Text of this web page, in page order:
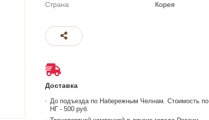
Страна Корея
Доставка
До подъезда по Набережным Челнам. Стоимость по
НГ - 500 руб.